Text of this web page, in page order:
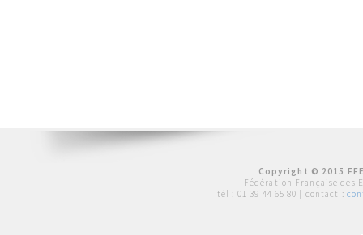
Copyright © 2015
Fédération Française des
tél : 01 39 44 65 80 | contact :